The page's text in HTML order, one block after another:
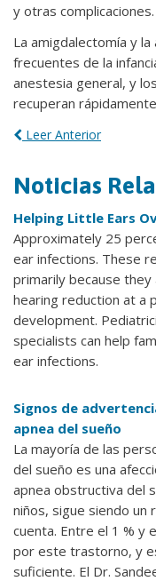
y otras complicaciones.
La amigdalectomía y
frecuentes de la
anestesia general, y
recuperan
Leer Anterior
Noticias
Helping Little Ears
Approximately 25
ear infections. These
primarily because
hearing reduction at a
development.
specialists can help
ear infections.
Signos de
apnea del sueño
La mayoría de las
del sueño es una
apnea obstructiva del
niños, sigue siendo
cuenta. Entre el 1 % y
por este trastorno, y
suficiente. El Dr.